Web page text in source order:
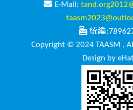
E-Mail:
統編
Copyright © 2024 TAASM ,
Design by